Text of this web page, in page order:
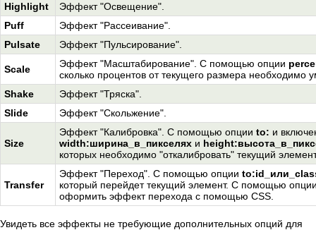
Highlight
Эффект "Освещение".
Puff
Эффект "Рассеивание".
Pulsate
Эффект "Пульсирование".
Scale Эффект "Масштабирование". С помощью опции
сколько процентов от текущего размера необходимо
Shake
Эффект "Тряска".
Slide
Эффект "Скольжение".
Size
Эффект "Калибровка". С помощью опции to: и
width:ширина_в_пикселях и
которых необходимо "откалибровать" текущий
Transfer
Эффект "Переход". С помощью опции
который перейдет текущий элемент. С помощью
оформить эффект перехода с помощью CSS.
Увидеть все эффекты не требующие дополнительных опций для